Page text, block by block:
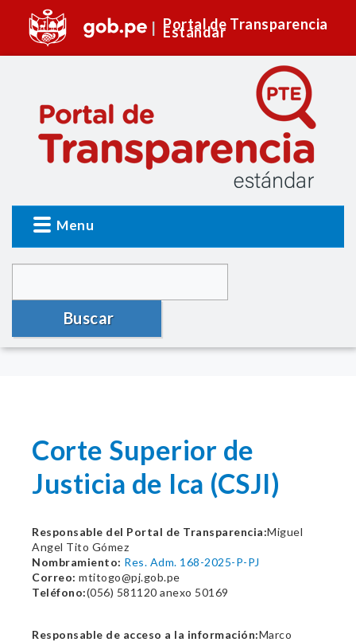
Portal de Transparencia
Estándar
Menu
Buscar
Corte Superior de
Justicia de Ica (CSJI)
Responsable del Portal de Transparencia:Miguel
Angel Tito Gómez
Nombramiento: Res. Adm. 168-2025-P-PJ
Correo: mtitogo@pj.gob.pe
Teléfono:(056) 581120 anexo 50169
Responsable de acceso a la información:Marco